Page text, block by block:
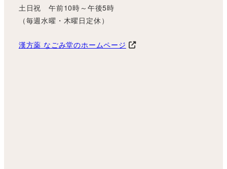
土日祝 午前10時～午後5時
（毎週水曜・木曜日定休）
漢方薬 なごみ堂のホームページ